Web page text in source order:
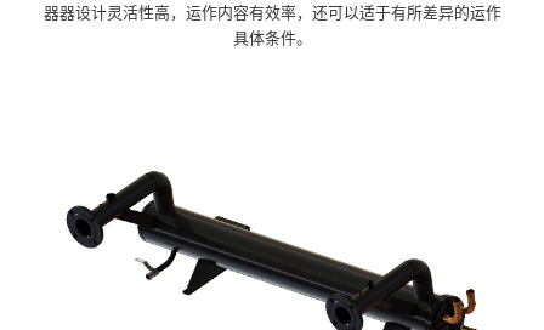
器器设计灵活性高，运作内容有效率，还可以适于有所差异的运作
具体条件。